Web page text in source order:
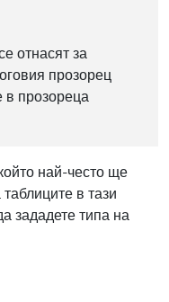
отнасят за
прозорец
в прозореца
най-често ще
в тази
зададете типа на